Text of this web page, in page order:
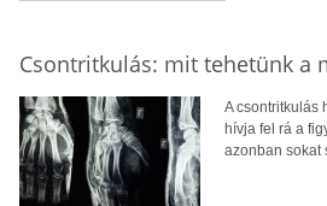
Csontritkulás: mit tehetünk a
A csontritkulás
hívja fel rá a
azonban sokat